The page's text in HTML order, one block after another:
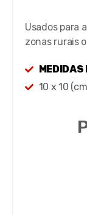
Usados para
zonas rurais
10 x 10